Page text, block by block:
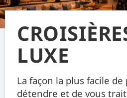
LUXE
La façon la plus facile de
détendre et de vous